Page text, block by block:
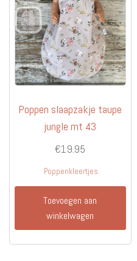
kan
worden
op
de
Poppen slaapzakje taupe
jungle mt 43
€19.95
Poppenkleertjes
Toevoegen aan
winkelwagen